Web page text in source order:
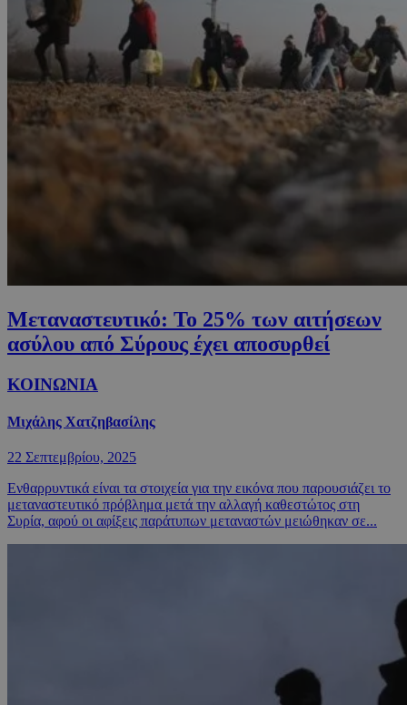
Μεταναστευτικό: Το 25% των αιτήσεων
ασύλου από Σύρους έχει αποσυρθεί
ΚΟΙΝΩΝΙΑ
Μιχάλης Χατζηβασίλης
22 Σεπτεμβρίου, 2025
Ενθαρρυντικά είναι τα στοιχεία για την εικόνα που παρουσιάζει το
μεταναστευτικό πρόβλημα μετά την αλλαγή καθεστώτος στη
Συρία, αφού οι αφίξεις παράτυπων μεταναστών μειώθηκαν σε...